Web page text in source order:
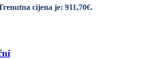
cijena je: 911,70€.